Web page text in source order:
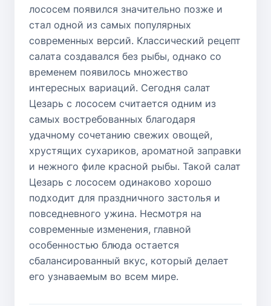
лососем появился значительно позже и
стал одной из самых популярных
современных версий. Классический рецепт
салата создавался без рыбы, однако со
временем появилось множество
интересных вариаций. Сегодня салат
Цезарь с лососем считается одним из
самых востребованных благодаря
удачному сочетанию свежих овощей,
хрустящих сухариков, ароматной заправки
и нежного филе красной рыбы. Такой салат
Цезарь с лососем одинаково хорошо
подходит для праздничного застолья и
повседневного ужина. Несмотря на
современные изменения, главной
особенностью блюда остается
сбалансированный вкус, который делает
его узнаваемым во всем мире.